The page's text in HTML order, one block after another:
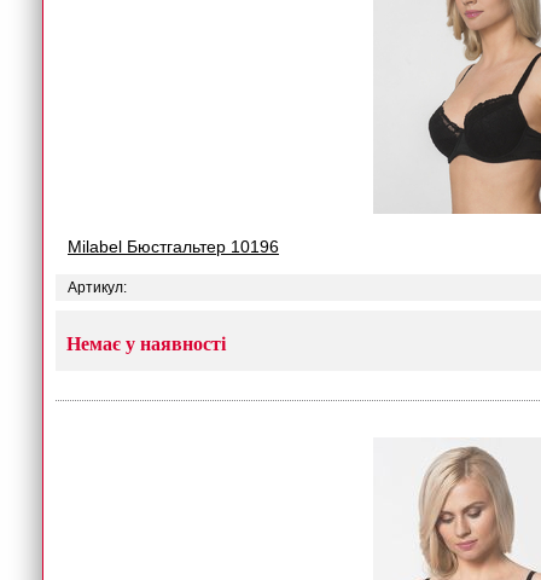
Milabel Бюстгальтер 10196
Артикул:
Немає у наявності